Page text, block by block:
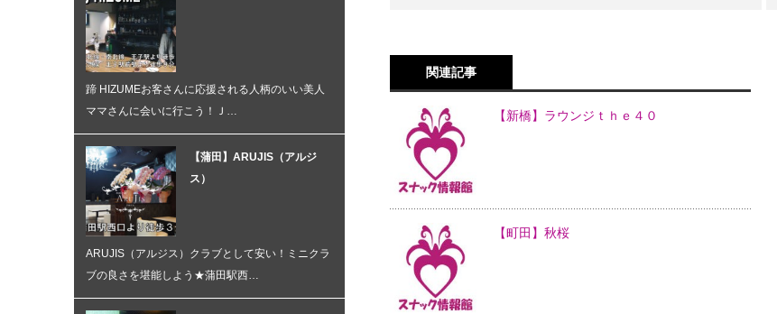
関連記事
【新橋】ラウンジｔｈｅ４０
【町田】秋桜
蹄 HIZUMEお客さんに応援される人柄のいい美人
ママさんに会いに行こう！Ｊ…
【蒲田】ARUJIS（アルジ
ス）
ARUJIS（アルジス）クラブとして安い！ミニクラ
ブの良さを堪能しよう★蒲田駅西…